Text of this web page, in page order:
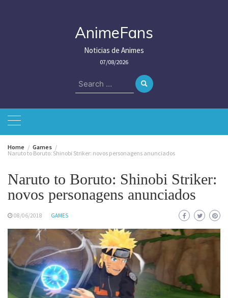
AnimeFans
Noticias de Animes
07/08/2026
Search
for:
Home
Games
Naruto to Boruto: Shinobi Striker: novos personagens anunciados
Naruto to Boruto: Shinobi Striker:
novos personagens anunciados
08/06/2018 GAMES